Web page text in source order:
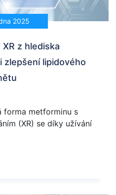
2025
z hlediska
zlepšení lipidového
forma metforminu s
(XR) se díky užívání